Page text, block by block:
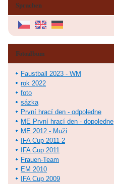
Sprachen
Fotoalbum
Faustball 2023 - WM
rok 2022
foto
sázka
První hrací den - odpoledne
ME První hrací den - dopoledne
ME 2012 - Muži
IFA Cup 2011-2
IFA Cup 2011
Frauen-Team
EM 2010
IFA Cup 2009